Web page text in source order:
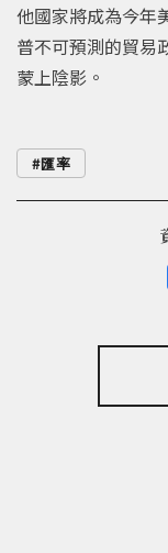
他國家將成為今年
普不可預測的貿易
蒙上陰影。
匯率